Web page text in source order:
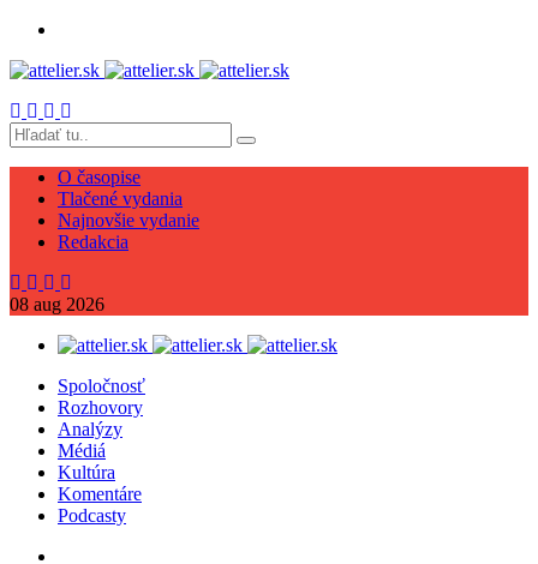
O časopise
Tlačené vydania
Najnovšie vydanie
Redakcia
08 aug 2026
Spoločnosť
Rozhovory
Analýzy
Médiá
Kultúra
Komentáre
Podcasty